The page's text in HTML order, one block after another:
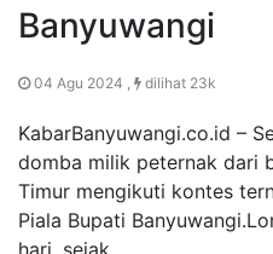
Banyuwangi
04 Agu 2024 , dilihat 23k
KabarBanyuwangi.co.id –
domba milik peternak dari
Timur mengikuti kontes
Piala Bupati
hari, sejak